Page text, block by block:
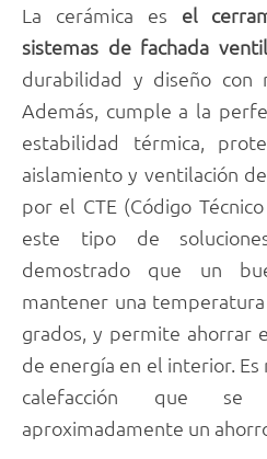
La cerámica es el
sistemas de fachada
durabilidad y diseño con
Además, cumple a la
estabilidad térmica,
aislamiento y ventilación
por el CTE (Código
este tipo de
demostrado que un
mantener una
grados, y permite ahorrar
de energía en el interior. Es
calefacción que
aproximadamente un